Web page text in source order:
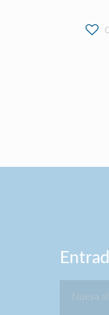
Nueva